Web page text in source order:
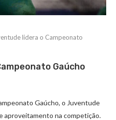
lidera o Campeonato
Gaúcho
Gaúcho, o Juventude
aproveitamento na competição.